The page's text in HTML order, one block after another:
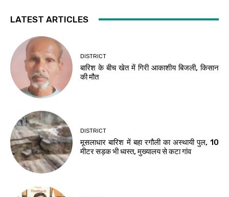
LATEST ARTICLES
DISTRICT
बारिश के बीच खेत में गिरी आकाशीय बिजली, किसान
की मौत
DISTRICT
मूसलाधार बारिश में बहा रगौली का अस्थायी पुल, 10
मीटर सड़क भी ध्वस्त, मुख्यालय से कटा गांव